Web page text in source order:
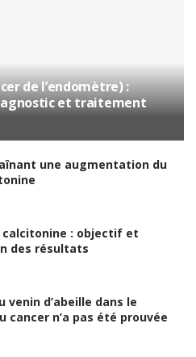
de l’endomètre) :
et traitement
une augmentation du
calcitonine : objectif et
des résultats
venin d’abeille dans le
cancer n’a pas été prouvée